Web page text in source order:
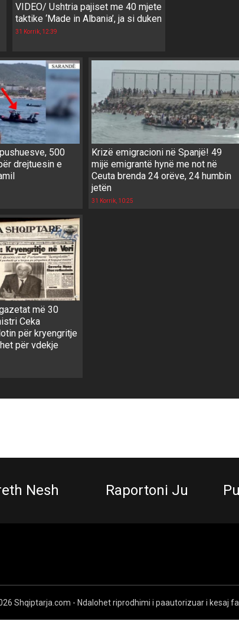
VIDEO/ Ushtria pajiset me 40 mjete
taktike ‘Made in Albania’, ja si duken
31 Korrik, 12:39
500
drejtuesin e
Krizë emigracioni në Spanjë! 49
mijë emigrantë hynë me not në
Ceuta brenda 24 orëve, 24 humbin
jetën
31 Korrik, 10:25
më 30
Ceka
për kryengritje
për vdekje
Nesh Raportoni Ju
Shqiptarja.com - Ndalohet riprodhimi i paautorizuar i kesaj